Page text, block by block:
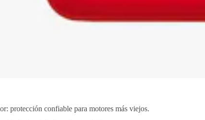
protección confiable para motores más viejos.